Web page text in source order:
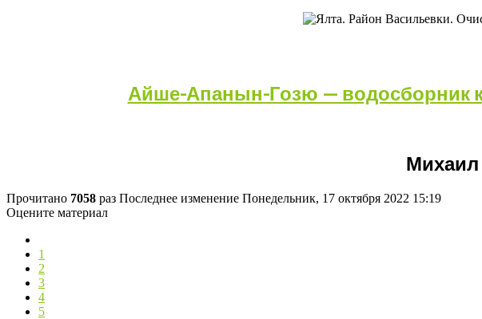
Айше-Апанын-Гозю — водосборник
Михаил
Прочитано 7058 раз Последнее изменение Понедельник, 17 октября 2022 15:19
Оцените материал
1
2
3
4
5